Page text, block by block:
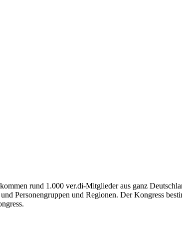
rund 1.000 ver.di-Mitglieder aus ganz
Personengruppen und Regionen. Der Kongress